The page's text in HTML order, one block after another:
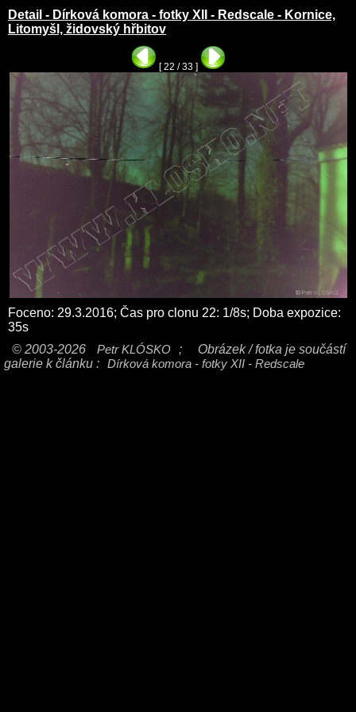
Detail - Dírková komora - fotky XII - Redscale - Kornice,
Litomyšl, židovský hřbitov
[ 22 / 33 ]
Foceno: 29.3.2016; Čas pro clonu 22: 1/8s; Doba expozice:
35s
© 2003-2026
Petr KLÓSKO ;
Obrázek / fotka je součástí
galerie k článku : Dírková komora - fotky XII - Redscale